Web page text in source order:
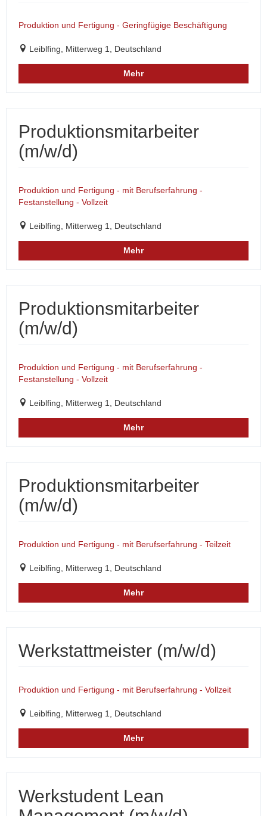
Produktion und Fertigung - Geringfügige Beschäftigung
Leiblfing, Mitterweg 1, Deutschland
Mehr
Produktionsmitarbeiter
(m/w/d)
Produktion und Fertigung - mit Berufserfahrung -
Festanstellung - Vollzeit
Leiblfing, Mitterweg 1, Deutschland
Mehr
Produktionsmitarbeiter
(m/w/d)
Produktion und Fertigung - mit Berufserfahrung -
Festanstellung - Vollzeit
Leiblfing, Mitterweg 1, Deutschland
Mehr
Produktionsmitarbeiter
(m/w/d)
Produktion und Fertigung - mit Berufserfahrung - Teilzeit
Leiblfing, Mitterweg 1, Deutschland
Mehr
Werkstattmeister (m/w/d)
Produktion und Fertigung - mit Berufserfahrung - Vollzeit
Leiblfing, Mitterweg 1, Deutschland
Mehr
Werkstudent Lean